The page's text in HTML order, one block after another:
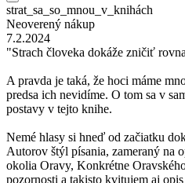
strat_sa_so_mnou_v_knihách
Neoverený nákup
7.2.2024
"Strach človeka dokáže zničiť
A pravda je taká, že hoci máme
predsa ich nevidíme. O tom sa v
postavy v tejto knihe.
Nemé hlasy si hneď od začiatku
Autorov štýl písania, zameraný na
okolia Oravy, Konkrétne
pozornosti a takisto kvitujem aj